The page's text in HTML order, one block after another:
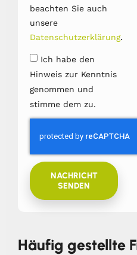
beachten Sie auch
unsere
Datenschutzerklärung.
Ich habe den
Hinweis zur Kenntnis
genommen und
stimme dem zu.
NACHRICHT
SENDEN
Häufig gestellte